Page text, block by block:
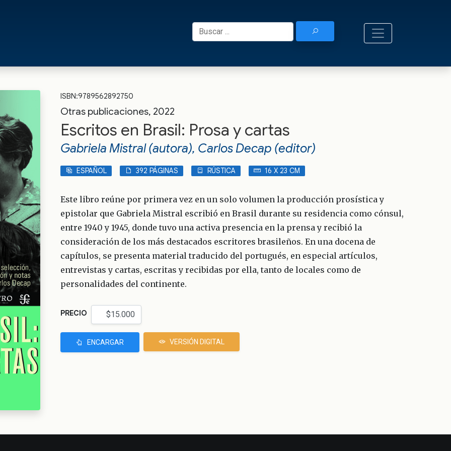
Buscar:
ISBN:9789562892750
Otras publicaciones, 2022
Escritos en Brasil: Prosa y cartas
Gabriela Mistral (autora), Carlos Decap (editor)
ESPAÑOL 392 PÁGINAS RÚSTICA 16 X 23 CM
Este libro reúne por primera vez en un solo volumen la producción prosística y
epistolar que Gabriela Mistral escribió en Brasil durante su residencia como cónsul,
entre 1940 y 1945, donde tuvo una activa presencia en la prensa y recibió la
consideración de los más destacados escritores brasileños. En una docena de
capítulos, se presenta material traducido del portugués, en especial artículos,
entrevistas y cartas, escritas y recibidas por ella, tanto de locales como de
personalidades del continente.
PRECIO
ENCARGAR VERSIÓN DIGITAL